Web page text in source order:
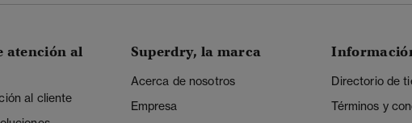
atención al
al cliente
Superdry, la marca
Acerca de nosotros
Empresa
Directorio de
Términos y